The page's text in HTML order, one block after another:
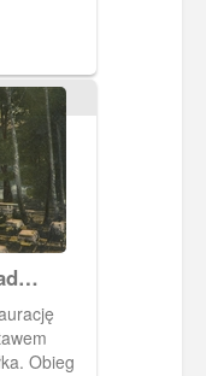
Obieg